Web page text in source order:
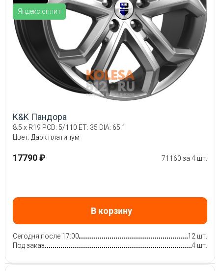
Яндекс.сплит
K&K Пандора
8.5 x R19 PCD: 5/110 ET: 35 DIA: 65.1
Цвет: Дарк платинум
17790 ₽ 71160 за 4 шт.
В корзину
Сегодня после 17:00
12 шт.
Под заказ
4 шт.